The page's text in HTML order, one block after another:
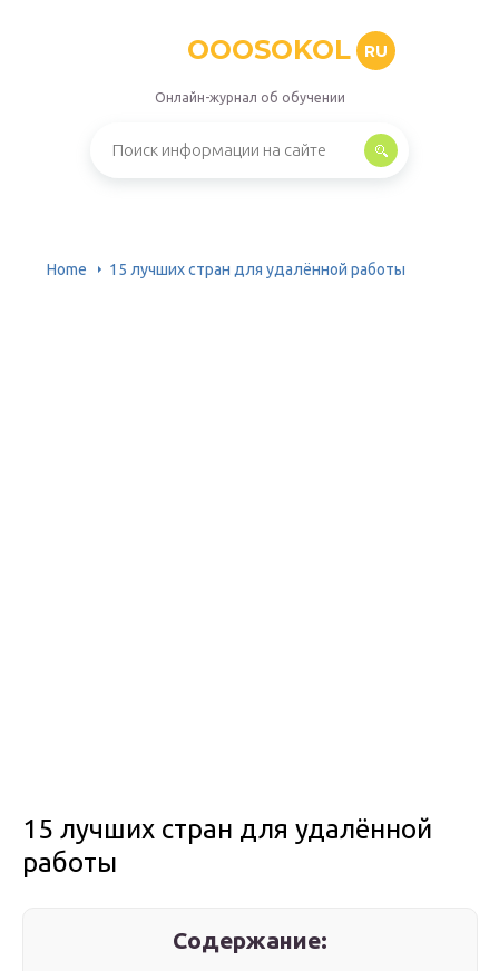
OOOSOKOL RU
Онлайн-журнал об обучении
Home 15 лучших стран для удалённой работы
15 лучших стран для удалённой
работы
Содержание: